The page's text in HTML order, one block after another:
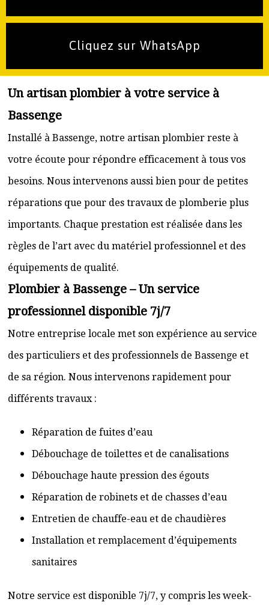
Cliquez sur WhatsApp
Un artisan plombier à votre service à
Bassenge
Installé à Bassenge, notre artisan plombier reste à
votre écoute pour répondre efficacement à tous vos
besoins. Nous intervenons aussi bien pour de petites
réparations que pour des travaux de plomberie plus
importants. Chaque prestation est réalisée dans les
règles de l’art avec du matériel professionnel et des
équipements de qualité.
Plombier à Bassenge – Un service
professionnel disponible 7j/7
Notre entreprise locale met son expérience au service
des particuliers et des professionnels de Bassenge et
de sa région. Nous intervenons rapidement pour
différents travaux :
Réparation de fuites d’eau
Débouchage de toilettes et de canalisations
Débouchage haute pression des égouts
Réparation de robinets et de chasses d’eau
Entretien de chauffe-eau et de chaudières
Installation et remplacement d’équipements
sanitaires
Notre service est disponible 7j/7, y compris les week-